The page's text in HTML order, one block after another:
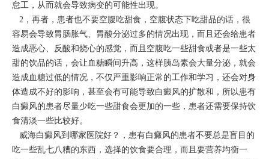
怠工，从而就会导致病变的可能性出现。
2，再者，患者也不要空腹吃甜食，空腹状态下吃甜品的话，很
容易会导致胃肠胀气、胃酸分泌过多的情况出现，而且还会给患者
造成恶心、反酸和烧心的感觉，而且空腹吃一些甜食或者是一些太
甜的饮品的话，会让血糖瞬间升高，这样胰岛素会大量分泌，就会
造成血糖过低的情况，不仅严重影响正常的工作和学习，还会对身
体造成不好的影响，甚至会有可能导致白癜风的扩散和，所以患有
白癜风的患者尽量少吃一些甜食会更加的一些，患者还需要保持饮
食清淡一些比较好。
威海白癜风到哪家医院好？，患有白癜风的患者不要总是盲目的
吃一些乱七八糟的东西，选择的饮食要合理，而且要营养均衡一